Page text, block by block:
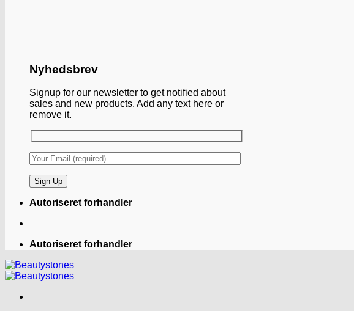
Nyhedsbrev
Signup for our newsletter to get notified about
sales and new products. Add any text here or
remove it.
Autoriseret forhandler
Autoriseret forhandler